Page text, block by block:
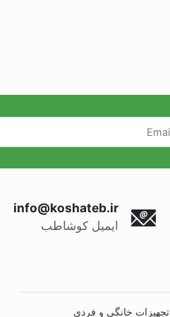
info@koshateb.ir
ایمیل کوشاطب
تجهیزات خانگی و فردی